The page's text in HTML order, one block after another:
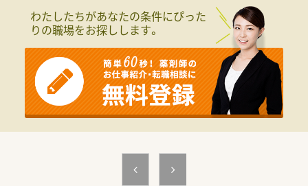
■全国に約400店舗を展開する大手チェーンであり、医療モール
開発のパイオニアとして安定した経営基盤を確立しています。
■社長自身が薬剤師であるため現場への理解が深く、女性が長く
働き続けられる制度や環境づくりに非常に注力しています。
■M&Aだけに頼らず自社開発による新規出店を積極的に進めて
おり、地域密着型の店舗展開で高い患者満足度を実現していま
す。
【想定される業務内容】
■病院門前の特性を活かした調剤や監査業務のほか、患者様のラ
イフスタイルに合わせた丁寧な服薬指導をお任せいたします。
住民の健康を支える重要な役割を担っていただきます。
■最新の自動監査システムや自動混注器などを順次導入してい
わたしたちがあなたの条件にぴった
りの職場をお探しします。